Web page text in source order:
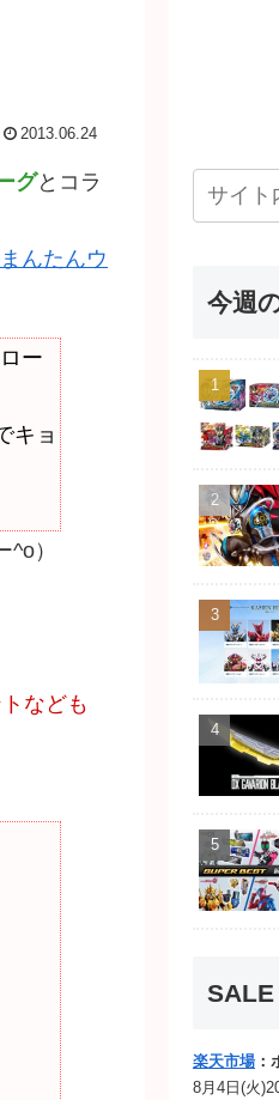
2013.06.24
グとコラ
んたんウ
ー
キョ
）
なども
今週
SALE
楽天市場 ：
8月4日(火